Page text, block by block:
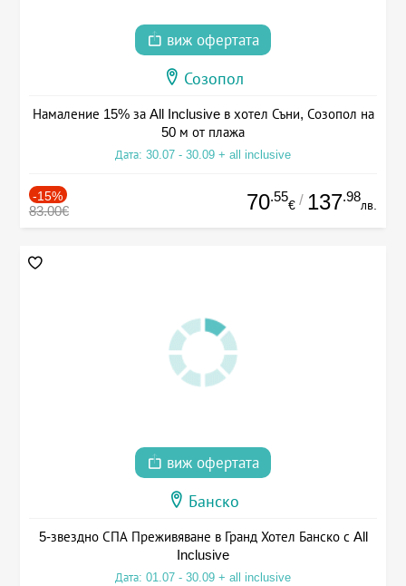
виж офертата
Созопол
Намаление 15% за All Inclusive в хотел Съни, Созопол на
50 м от плажа
Дата: 30.07 - 30.09 + all inclusive
-15%
83.00€ 70.55
€ / 137.98
лв.
виж офертата
Банско
5-звездно СПА Преживяване в Гранд Хотел Банско с All
Inclusive
Дата: 01.07 - 30.09 + all inclusive